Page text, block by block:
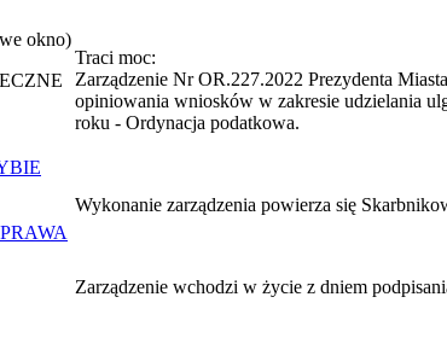
okno)
Traci moc:
Zarządzenie Nr OR.227.2022 Prezydenta
opiniowania wniosków w zakresie udzielania
roku - Ordynacja podatkowa.
Wykonanie zarządzenia powierza się
Zarządzenie wchodzi w życie z dniem